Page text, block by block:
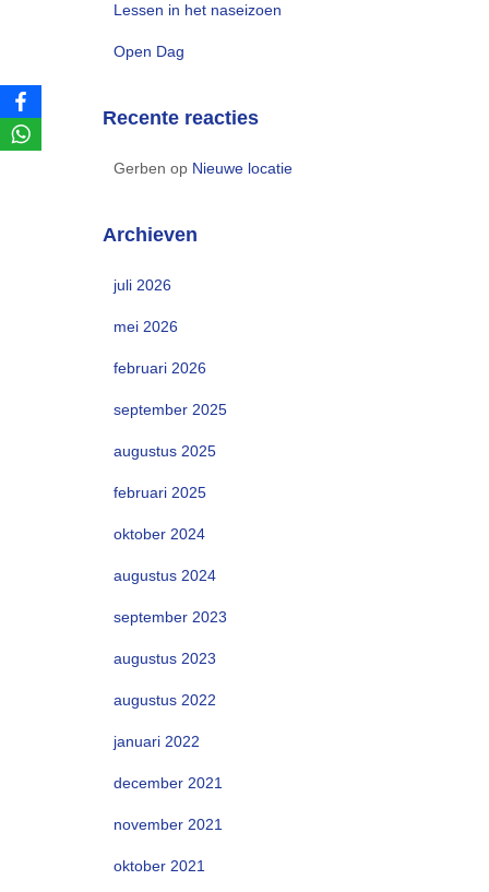
Lessen in het naseizoen
Open Dag
Recente reacties
Gerben op Nieuwe locatie
Archieven
juli 2026
mei 2026
februari 2026
september 2025
augustus 2025
februari 2025
oktober 2024
augustus 2024
september 2023
augustus 2023
augustus 2022
januari 2022
december 2021
november 2021
oktober 2021